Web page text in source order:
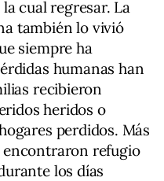
cual regresar. La
también lo vivió
siempre ha
humanas han
recibieron
heridos o
perdidos. Más
encontraron refugio
los días